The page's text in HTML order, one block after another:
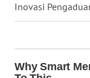
InovasiWN
SUMEDANG
CIANJUR